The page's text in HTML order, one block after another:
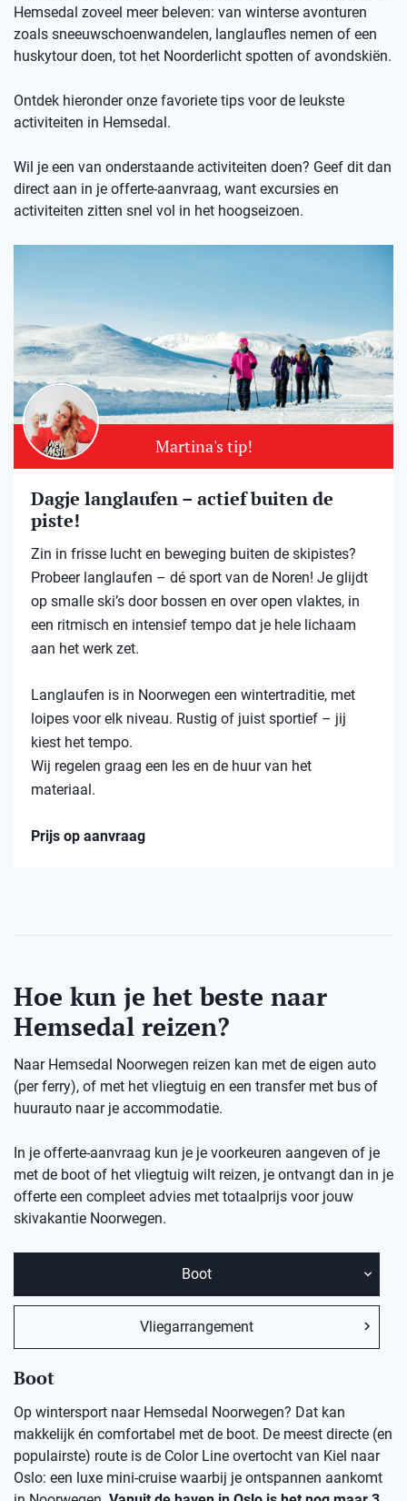
Hemsedal zoveel meer beleven: van winterse avonturen
zoals sneeuwschoenwandelen, langlaufles nemen of een
huskytour doen, tot het Noorderlicht spotten of avondskiën.
Ontdek hieronder onze favoriete tips voor de leukste
activiteiten in Hemsedal.
Wil je een van onderstaande activiteiten doen? Geef dit dan
direct aan in je offerte-aanvraag, want excursies en
activiteiten zitten snel vol in het hoogseizoen.
Martina's tip!
Dagje langlaufen – actief buiten de
piste!
Zin in frisse lucht en beweging buiten de skipistes?
Probeer langlaufen – dé sport van de Noren! Je glijdt
op smalle ski’s door bossen en over open vlaktes, in
een ritmisch en intensief tempo dat je hele lichaam
aan het werk zet.
Langlaufen is in Noorwegen een wintertraditie, met
loipes voor elk niveau. Rustig of juist sportief – jij
kiest het tempo.
Wij regelen graag een les en de huur van het
materiaal.
Prijs op aanvraag
Hoe kun je het beste naar
Hemsedal reizen?
Naar Hemsedal Noorwegen reizen kan met de eigen auto
(per ferry), of met het vliegtuig en een transfer met bus of
huurauto naar je accommodatie.
In je offerte-aanvraag kun je je voorkeuren aangeven of je
met de boot of het vliegtuig wilt reizen, je ontvangt dan in je
offerte een compleet advies met totaalprijs voor jouw
skivakantie Noorwegen.
Boot
Vliegarrangement
Boot
Op wintersport naar Hemsedal Noorwegen? Dat kan
makkelijk én comfortabel met de boot. De meest directe (en
populairste) route is de Color Line overtocht van Kiel naar
Oslo: een luxe mini-cruise waarbij je ontspannen aankomt